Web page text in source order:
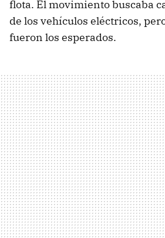
flota. El movimiento buscaba
de los vehículos eléctricos,
fueron los esperados.